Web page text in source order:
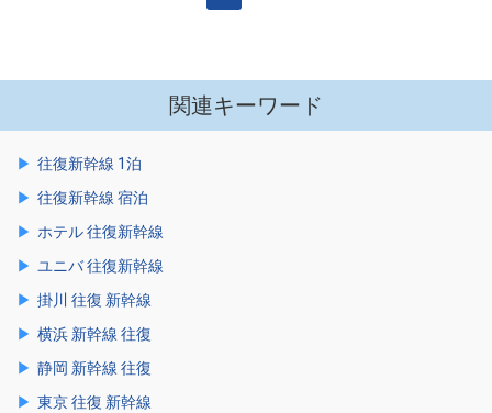
関連キーワード
往復新幹線 1泊
往復新幹線 宿泊
ホテル 往復新幹線
ユニバ 往復新幹線
掛川 往復 新幹線
横浜 新幹線 往復
静岡 新幹線 往復
東京 往復 新幹線